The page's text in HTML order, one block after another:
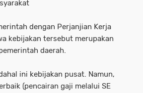
dengan Perjanjian Kerja
kebijakan tersebut merupakan
daerah.
ini kebijakan pusat. Namun,
(pencairan gaji melalui SE